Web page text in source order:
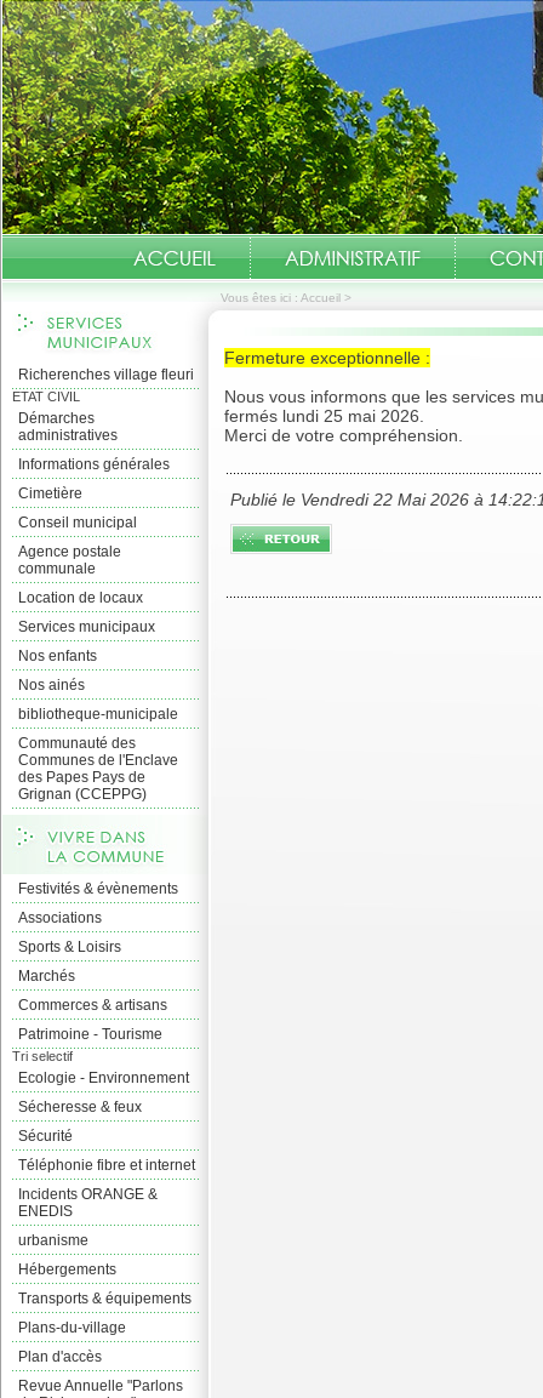
Vous êtes ici : Accueil >
Richerenches village fleuri
ETAT CIVIL
Démarches
administratives
Informations générales
Cimetière
Conseil municipal
Agence postale
communale
Location de locaux
Services municipaux
Nos enfants
Nos ainés
bibliotheque-municipale
Communauté des
Communes de l'Enclave
des Papes Pays de
Grignan (CCEPPG)
Festivités & évènements
Associations
Sports & Loisirs
Marchés
Commerces & artisans
Patrimoine - Tourisme
Tri selectif
Ecologie - Environnement
Sécheresse & feux
Sécurité
Téléphonie fibre et internet
Incidents ORANGE &
ENEDIS
urbanisme
Hébergements
Transports & équipements
Plans-du-village
Plan d'accès
Revue Annuelle "Parlons
Fermeture exceptionnelle :
Nous vous informons que les services
fermés lundi 25 mai 2026.
Merci de votre compréhension.
Publié le Vendredi 22 Mai 2026 à